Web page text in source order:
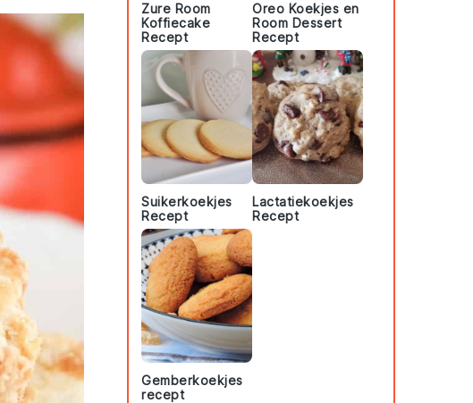
Zure Room
Koffiecake
Recept
Oreo Koekjes en
Room Dessert
Recept
Suikerkoekjes
Recept
Lactatiekoekjes
Recept
Gemberkoekjes
recept